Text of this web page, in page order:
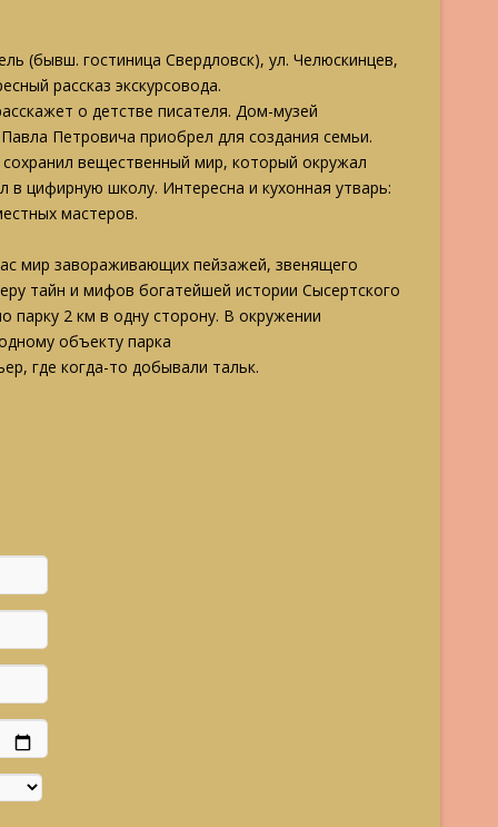
(бывш. гостиница Свердловск), ул. Челюскинцев,
рассказ экскурсовода.
о детстве писателя. Дом-музей
Петровича приобрел для создания семьи.
вещественный мир, который окружал
цифирную школу. Интересна и кухонная утварь:
мастеров.
мир завораживающих пейзажей, звенящего
тайн и мифов богатейшей истории Сысертского
парку 2 км в одну сторону. В окружении
объекту парка
где когда-то добывали тальк.